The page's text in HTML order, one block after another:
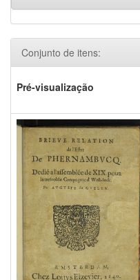
Conjunto de itens:
Pré-visualização